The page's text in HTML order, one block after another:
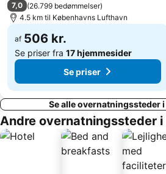
Kastellet
Hundige
Fredensborg slot
7,0 (26.799 bedømmelser)
4.5 km til Københavns Lufthavn
af 506 kr.
Se priser fra 17 hjemmesider
Se priser
Se alle overnatningssteder
Andre overnatningssteder i